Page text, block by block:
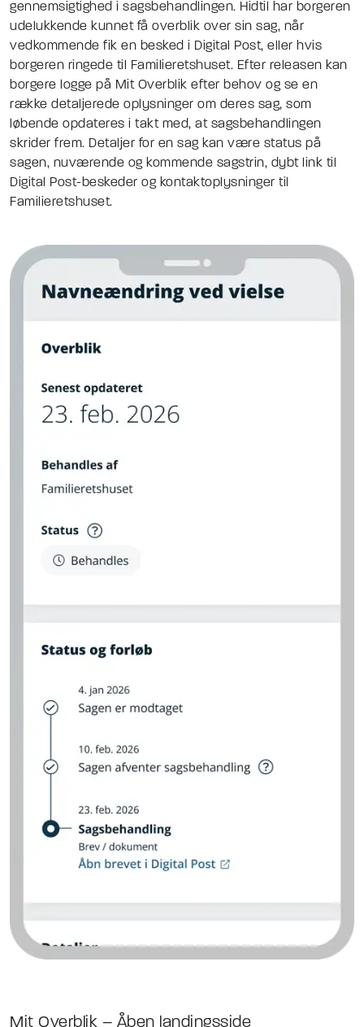
gennemsigtighed i sagsbehandlingen. Hidtil har borgeren
udelukkende kunnet få overblik over sin sag, når
vedkommende fik en besked i Digital Post, eller hvis
borgeren ringede til Familieretshuset. Efter releasen kan
borgere logge på Mit Overblik efter behov og se en
række detaljerede oplysninger om deres sag, som
løbende opdateres i takt med, at sagsbehandlingen
skrider frem. Detaljer for en sag kan være status på
sagen, nuværende og kommende sagstrin, dybt link til
Digital Post-beskeder og kontaktoplysninger til
Familieretshuset.
Mit Overblik – Åben landingsside